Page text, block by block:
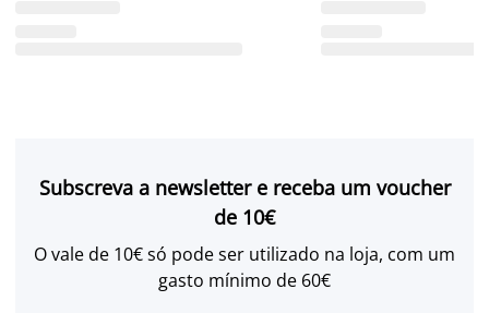
Subscreva a newsletter e receba um voucher
de 10€
O vale de 10€ só pode ser utilizado na loja, com um
gasto mínimo de 60€